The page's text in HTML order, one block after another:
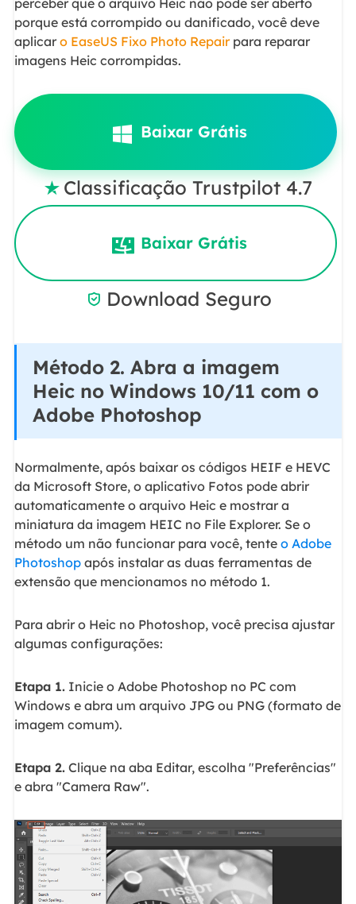
perceber que o arquivo Heic não pode ser aberto
porque está corrompido ou danificado, você deve
aplicar o EaseUS Fixo Photo Repairpara reparar
imagens Heic corrompidas.
Baixar Grátis
 Classificação Trustpilot 4.7
Baixar Grátis
 Download Seguro
Método 2. Abra a imagem
Heic no Windows 10/11 com o
Adobe Photoshop
Normalmente, após baixar os códigos HEIF e HEVC
da Microsoft Store, o aplicativo Fotos pode abrir
automaticamente o arquivo Heic e mostrar a
miniatura da imagem HEIC no File Explorer. Se o
método um não funcionar para você, tente o Adobe
Photoshopapós instalar as duas ferramentas de
extensão que mencionamos no método 1.
Para abrir o Heic no Photoshop, você precisa ajustar
algumas configurações:
Etapa 1.Inicie o Adobe Photoshop no PC com
Windows e abra um arquivo JPG ou PNG (formato de
imagem comum).
Etapa 2.Clique na aba Editar, escolha "Preferências"
e abra "Camera Raw".